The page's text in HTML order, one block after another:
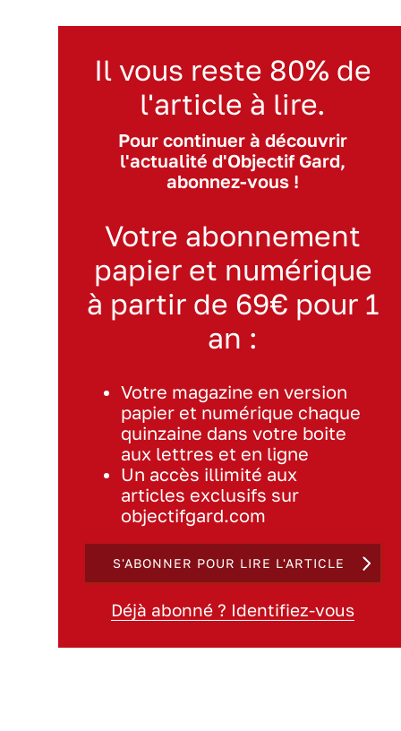
Il vous reste 80% de
l'article à lire.
Pour continuer à découvrir
l'actualité d'Objectif Gard,
abonnez-vous !
Votre abonnement
papier et numérique
à partir de 69€ pour 1
an :
Votre magazine en version
papier et numérique chaque
quinzaine dans votre boite
aux lettres et en ligne
Un accès illimité aux
articles exclusifs sur
objectifgard.com
S'ABONNER POUR LIRE L'ARTICLE
Déjà abonné ? Identifiez-vous